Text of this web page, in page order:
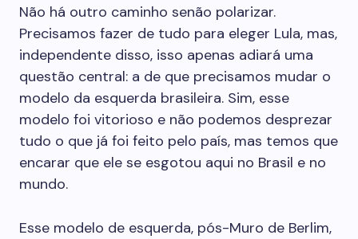
Não há outro caminho senão polarizar.
Precisamos fazer de tudo para eleger Lula, mas,
independente disso, isso apenas adiará uma
questão central: a de que precisamos mudar o
modelo da esquerda brasileira. Sim, esse
modelo foi vitorioso e não podemos desprezar
tudo o que já foi feito pelo país, mas temos que
encarar que ele se esgotou aqui no Brasil e no
mundo.
Esse modelo de esquerda, pós-Muro de Berlim,